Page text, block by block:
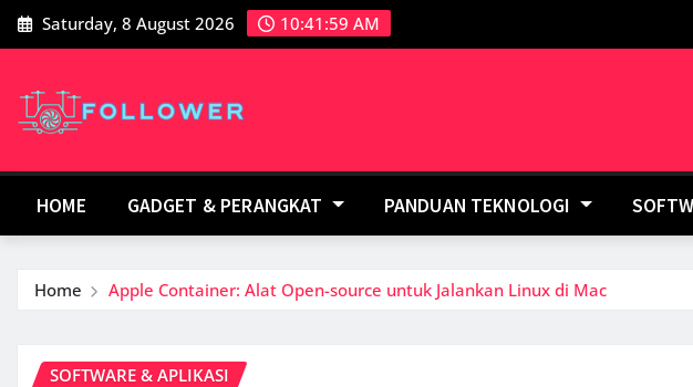
Skip
to
Saturday, 8 August 2026 10:42:00 AM
HOME GADGET & PERANGKAT PANDUAN TEKNOLOGI
Home Apple Container: Alat Open-source untuk Jalankan Linux di Mac
SOFTWARE & APLIKASI